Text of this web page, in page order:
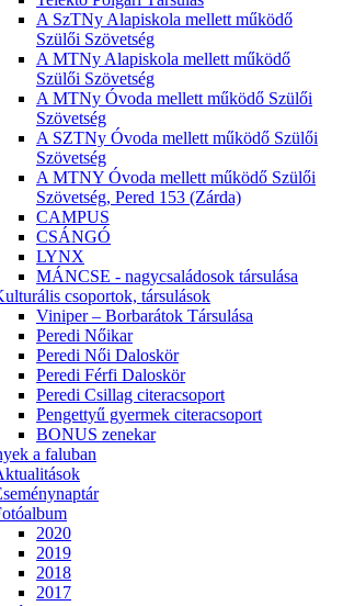
A SzTNy Alapiskola mellett működő
Szülői Szövetség
A MTNy Alapiskola mellett működő
Szülői Szövetség
A MTNy Óvoda mellett működő Szülői
Szövetség
A SZTNy Óvoda mellett működő Szülői
Szövetség
A MTNY Óvoda mellett működő Szülői
Szövetség, Pered 153 (Zárda)
CAMPUS
CSÁNGÓ
LYNX
MÁNCSE - nagycsaládosok társulása
csoportok, társulások
Viniper – Borbarátok Társulása
Peredi Nőikar
Peredi Női Daloskör
Peredi Férfi Daloskör
Peredi Csillag citeracsoport
Pengettyű gyermek citeracsoport
BONUS zenekar
a faluban
2020
2019
2018
2017